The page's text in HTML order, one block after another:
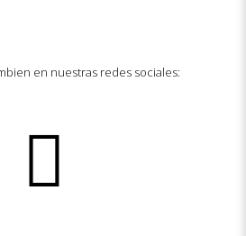
en nuestras redes sociales: